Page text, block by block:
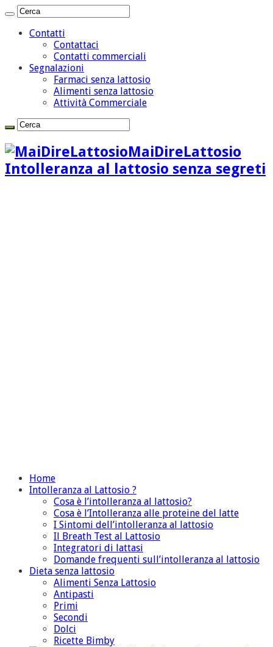
Contatti
Contattaci
Contatti commerciali
Segnalazioni
Farmaci senza lattosio
Alimenti senza lattosio
Attività Commerciale
MaiDireLattosio
Intolleranza al lattosio senza segreti
Home
Intolleranza al Lattosio ?
Cosa è l’intolleranza al lattosio?
Cosa è l’Intolleranza alle proteine del latte
I Sintomi dell’intolleranza al lattosio
Il Breath Test al Lattosio
Integratori di lattasi
Domande frequenti sull’intolleranza al lattosio
Dieta senza lattosio
Alimenti Senza Lattosio
Antipasti
Primi
Secondi
Dolci
Ricette Bimby